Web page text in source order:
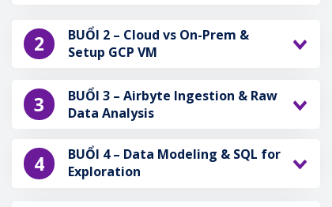
BUỔI 2 – Cloud vs On-Prem &
Setup GCP VM
2
BUỔI 3 – Airbyte Ingestion & Raw
Data Analysis
3
BUỔI 4 – Data Modeling & SQL for
Exploration
4